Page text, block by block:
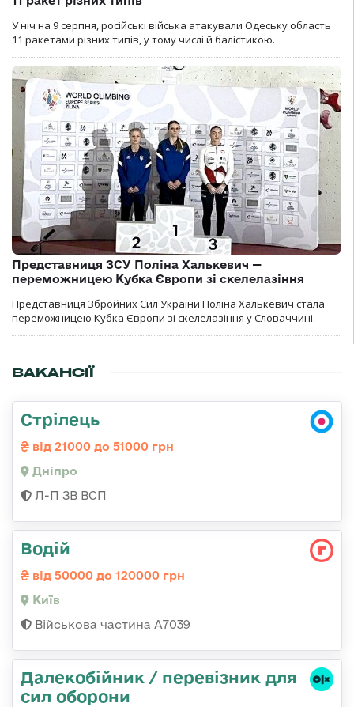
У ніч на 9 серпня, російські війська атакували Одеську область
11 ракетами різних типів, у тому числі й балістикою.
Представниця ЗСУ Поліна Халькевич —
переможницею Кубка Європи зі скелелазіння
Представниця Збройних Сил України Поліна Халькевич стала
переможницею Кубка Європи зі скелелазіння у Словаччині.
ВАКАНСІЇ
Стрілець
від 21000 до 51000 грн
Дніпро
Л-П ЗВ ВСП
Водій
від 50000 до 120000 грн
Київ
Військова частина А7039
Далекобійник / перевізник для
сил оборони